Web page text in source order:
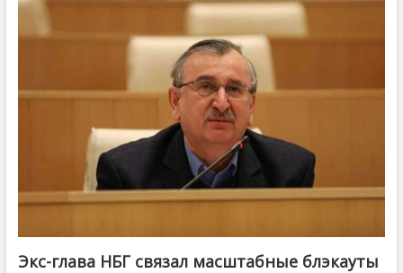
Экс-глава НБГ связал масштабные блэкауты